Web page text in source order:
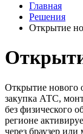
Главная
Решения
Открытие
Открытие нового
закупка АТС,
без физического
регионе
через браузер